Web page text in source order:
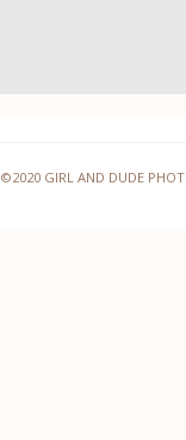
©2020 GIRL AND DUDE